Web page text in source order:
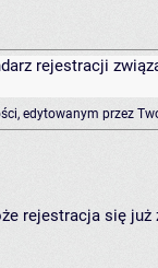
rejestracji
edytowanym przez
rejestracja się już